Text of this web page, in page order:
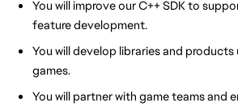
You will improve our C++ SDK to
feature development.
You will develop libraries and products
games.
You will partner with game teams and